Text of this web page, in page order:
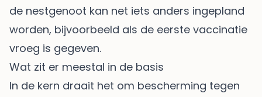
de nestgenoot kan net iets anders ingepland
worden, bijvoorbeeld als de eerste vaccinatie
vroeg is gegeven.
Wat zit er meestal in de basis
In de kern draait het om bescherming tegen